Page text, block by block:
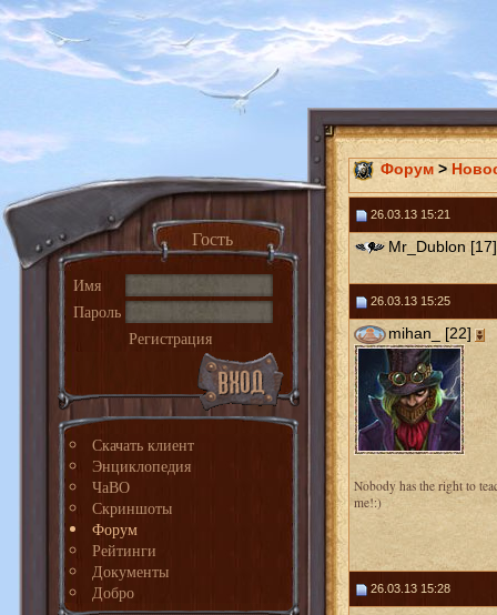
Гость
Имя
Пароль
Регистрация
Скачать клиент
Энциклопедия
ЧаВО
Скриншоты
Форум
Рейтинги
Документы
Добро
Форум >
26.03.13 15:21
Mr_Dublon [17]
26.03.13 15:25
mihan_ [22]
Nobody has the right to
me!:)
26.03.13 15:28